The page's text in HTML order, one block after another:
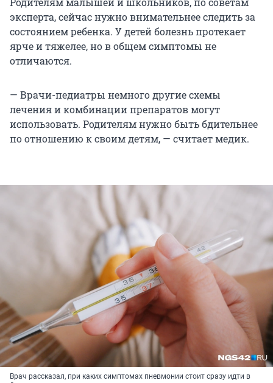
эксперта, сейчас нужно внимательнее следить за
состоянием ребенка. У детей болезнь протекает
ярче и тяжелее, но в общем симптомы не
отличаются.
— Врачи-педиатры немного другие схемы
лечения и комбинации препаратов могут
использовать. Родителям нужно быть бдительнее
по отношению к своим детям, — считает медик.
Врач рассказал, при каких симптомах пневмонии стоит сразу идти в